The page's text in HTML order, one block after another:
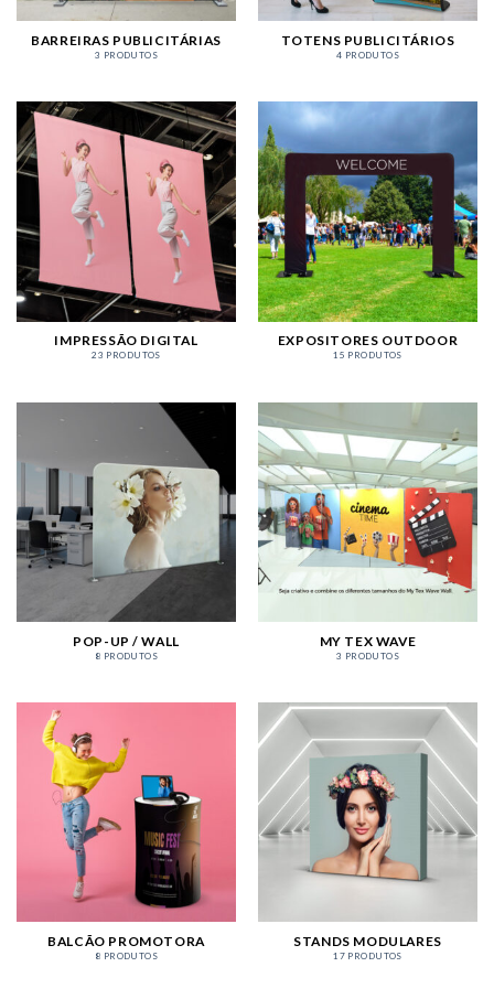
BARREIRAS PUBLICITÁRIAS
3 PRODUTOS
TOTENS PUBLICITÁRIOS
4 PRODUTOS
IMPRESSÃO DIGITAL
23 PRODUTOS
EXPOSITORES OUTDOOR
15 PRODUTOS
POP-UP / WALL
8 PRODUTOS
MY TEX WAVE
3 PRODUTOS
BALCÃO PROMOTORA
8 PRODUTOS
STANDS MODULARES
17 PRODUTOS